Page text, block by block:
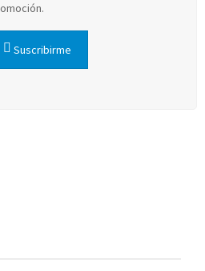
Suscribirme